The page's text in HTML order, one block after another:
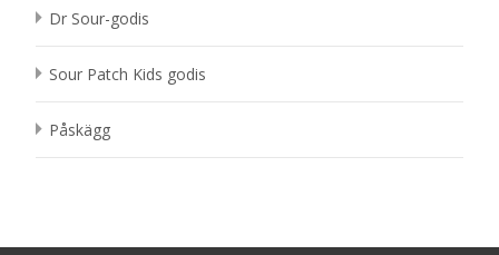
Dr Sour-godis
Sour Patch Kids godis
Påskägg